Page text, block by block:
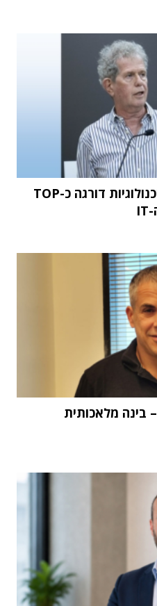
מחקר STKI השנתי: וואן טכנולוגיות דורגה כ-TOP
"העתיד הוא Physical AI – בינה מלאכותית